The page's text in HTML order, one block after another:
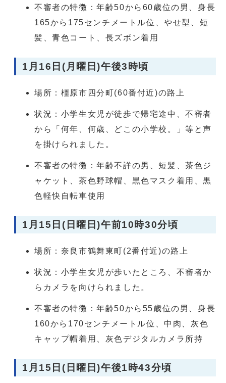
不審者の特徴：年齢50から60歳位の男、身長
165から175センチメートル位、やせ型、短
髪、青色コート、長ズボン着用
1月16日(月曜日)午後3時頃
場所：橿原市四分町(60番付近)の路上
状況：小学生女児が徒歩で帰宅途中、不審者
から「何年、何歳、どこの小学校。」等と声
を掛けられました。
不審者の特徴：年齢不詳の男、短髪、茶色ジ
ャケット、茶色野球帽、黒色マスク着用、黒
色軽快自転車使用
1月15日(日曜日)午前10時30分頃
場所：奈良市鶴舞東町(2番付近)の路上
状況：小学生女児が歩いたところ、不審者か
らカメラを向けられました。
不審者の特徴：年齢50から55歳位の男、身長
160から170センチメートル位、中肉、灰色
キャップ帽着用、灰色デジタルカメラ所持
1月15日(日曜日)午後1時43分頃